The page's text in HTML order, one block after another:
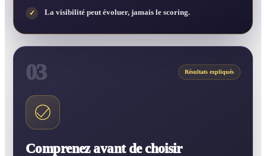
✓ La visibilité peut évoluer, jamais le scoring.
03 Résultats expliqués
Comprenez avant de choisir